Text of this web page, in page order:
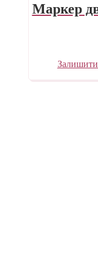
Маркер
Залишити